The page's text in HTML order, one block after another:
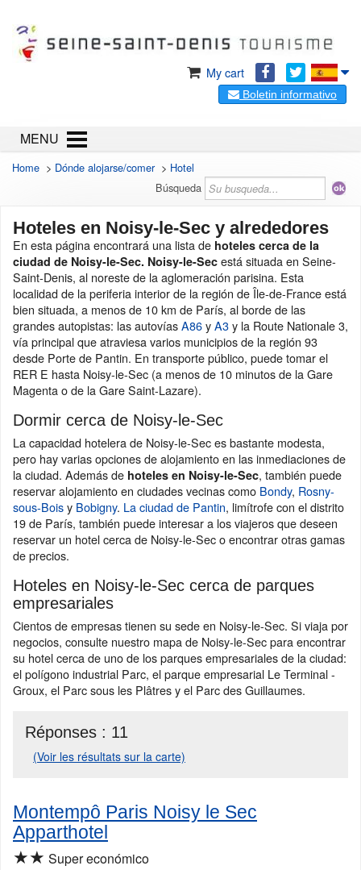
My cart
Boletin informativo
MENU
Home > Dónde alojarse/comer> Hotel
Búsqueda
Hoteles en Noisy-le-Sec y alrededores
En esta página encontrará una lista de hoteles cerca de la
ciudad de Noisy-le-Sec. Noisy-le-Sec está situada en Seine-
Saint-Denis, al noreste de la aglomeración parisina. Esta
localidad de la periferia interior de la región de Île-de-France está
bien situada, a menos de 10 km de París, al borde de las
grandes autopistas: las autovíasA86yA3y la Route Nationale 3,
vía principal que atraviesa varios municipios de la región 93
desde Porte de Pantin. En transporte público, puede tomar el
RER E hasta Noisy-le-Sec (a menos de 10 minutos de la Gare
Magenta o de la Gare Saint-Lazare).
Dormir cerca de Noisy-le-Sec
La capacidad hotelera de Noisy-le-Sec es bastante modesta,
pero hay varias opciones de alojamiento en las inmediaciones de
la ciudad. Además de hoteles en Noisy-le-Sec, también puede
reservar alojamiento en ciudades vecinas como Bondy, Rosny-
sous-Boisy Bobigny. La ciudad de Pantin, limítrofe con el distrito
19 de París, también puede interesar a los viajeros que deseen
reservar un hotel cerca de Noisy-le-Sec o encontrar otras gamas
de precios.
Hoteles en Noisy-le-Sec cerca de parques
empresariales
Cientos de empresas tienen su sede en Noisy-le-Sec. Si viaja por
negocios, consulte nuestro mapa de Noisy-le-Sec para encontrar
su hotel cerca de uno de los parques empresariales de la ciudad:
el polígono industrial Parc, el parque empresarial Le Terminal -
Groux, el Parc sous les Plâtres y el Parc des Guillaumes.
Réponses : 11
(Voir les résultats sur la carte)
Montempô Paris Noisy le Sec
Apparthotel
★★ Super económico